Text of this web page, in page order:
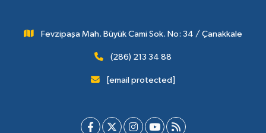
Fevzipaşa Mah. Büyük Cami Sok. No: 34 / Çanakkale
(286) 213 34 88
[email protected]